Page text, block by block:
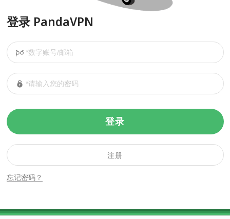
登录 PandaVPN
登录
忘记密码？
注册